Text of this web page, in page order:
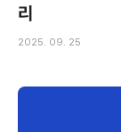
리
2025. 09. 25